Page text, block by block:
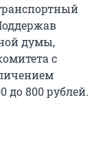
думы,
с
до 800 рублей.